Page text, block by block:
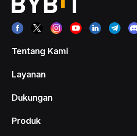
Tentang Kami
Layanan
Dukungan
Produk